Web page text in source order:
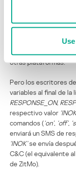
el malware), ‘off’
número de teléfono
comandos SMS que
enviar a un
es más corta que las
otras plataformas.
Pero los escritores
variables al final de la
RESPONSE_ON,
respectivo valor
comandos (‘on’, ‘off’,
enviará un SMS de
‘INOK’se envía
C&C (el equivalente
de ZitMo).